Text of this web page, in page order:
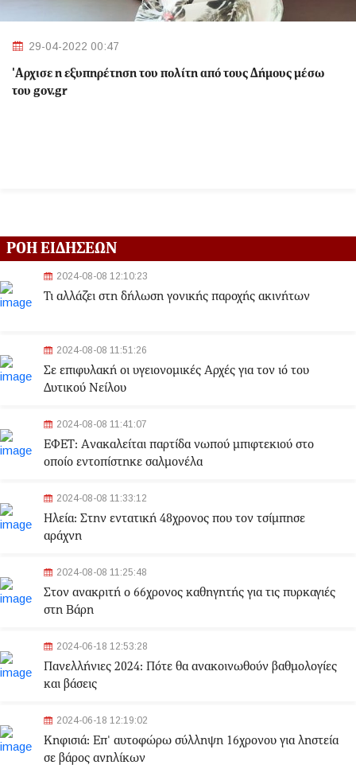
29-04-2022 00:47
'Αρχισε η εξυπηρέτηση του πολίτη από τους Δήμους μέσω
του gov.gr
ΡΟΗ ΕΙΔΗΣΕΩΝ
2024-08-08 12:10:23
Τι αλλάζει στη δήλωση γονικής παροχής ακινήτων
2024-08-08 11:51:26
Σε επιφυλακή οι υγειονομικές Αρχές για τον ιό του
Δυτικού Νείλου
2024-08-08 11:41:07
ΕΦΕΤ: Aνακαλείται παρτίδα νωπού μπιφτεκιού στο
οποίο εντοπίστηκε σαλμονέλα
2024-08-08 11:33:12
Ηλεία: Στην εντατική 48χρονος που τον τσίμπησε
αράχνη
2024-08-08 11:25:48
Στον ανακριτή ο 66χρονος καθηγητής για τις πυρκαγιές
στη Βάρη
2024-06-18 12:53:28
Πανελλήνιες 2024: Πότε θα ανακοινωθούν βαθμολογίες
και βάσεις
2024-06-18 12:19:02
Κηφισιά: Eπ' αυτοφώρω σύλληψη 16χρονου για ληστεία
σε βάρος ανηλίκων